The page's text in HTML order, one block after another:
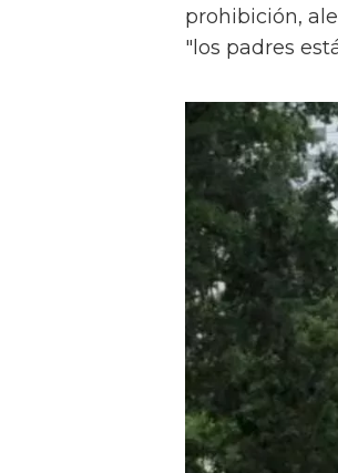
prohibición,
"los padres